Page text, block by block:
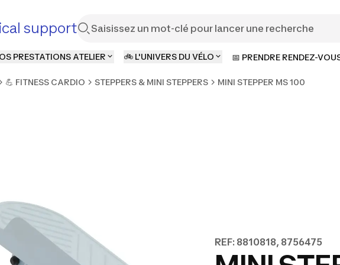
support
PRESTATIONS ATELIER 🚲 L'UNIVERS DU VÉLO 📅 PRENDRE RENDEZ-
💪 FITNESS CARDIO STEPPERS & MINI STEPPERS MINI STEPPER MS 100
REF: 8810818, 8756475